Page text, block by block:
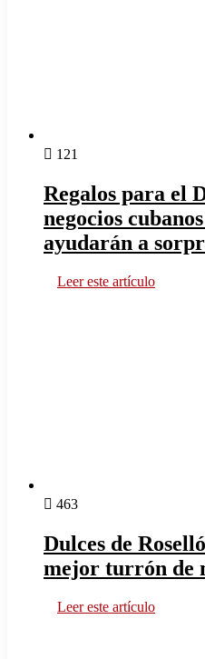
121
Regalos para el
negocios
ayudarán a
Leer este artículo
463
Dulces de
mejor turrón de
Leer este artículo